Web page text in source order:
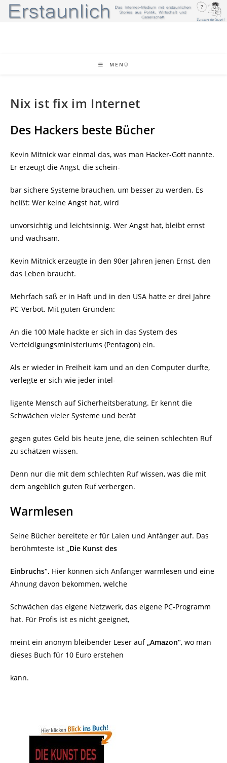
Zum
Inhalt
MENÜ
Nix ist fix im Internet
Des Hackers beste Bücher
Kevin Mitnick war einmal das, was man Hacker-Gott nannte.
Er erzeugt die Angst, die schein-
bar sichere Systeme brauchen, um besser zu werden. Es
heißt: Wer keine Angst hat, wird
unvorsichtig und leichtsinnig. Wer Angst hat, bleibt ernst
und wachsam.
Kevin Mitnick erzeugte in den 90er Jahren jenen Ernst, den
das Leben braucht.
Mehrfach saß er in Haft und in den USA hatte er drei Jahre
PC-Verbot. Mit guten Gründen:
An die 100 Male hackte er sich in das System des
Verteidigungsministeriums (Pentagon) ein.
Als er wieder in Freiheit kam und an den Computer durfte,
verlegte er sich wie jeder intel-
ligente Mensch auf Sicherheitsberatung. Er kennt die
Schwächen vieler Systeme und berät
gegen gutes Geld bis heute jene, die seinen schlechten Ruf
zu schätzen wissen.
Denn nur die mit dem schlechten Ruf wissen, was die mit
dem angeblich guten Ruf verbergen.
Warmlesen
Seine Bücher bereitete er für Laien und Anfänger auf. Das
berühmteste ist „Die Kunst des
Einbruchs“. Hier können sich Anfänger warmlesen und eine
Ahnung davon bekommen, welche
Schwächen das eigene Netzwerk, das eigene PC-Programm
hat. Für Profis ist es nicht geeignet,
meint ein anonym bleibender Leser auf„Amazon“, wo man
dieses Buch für 10 Euro erstehen
kann.